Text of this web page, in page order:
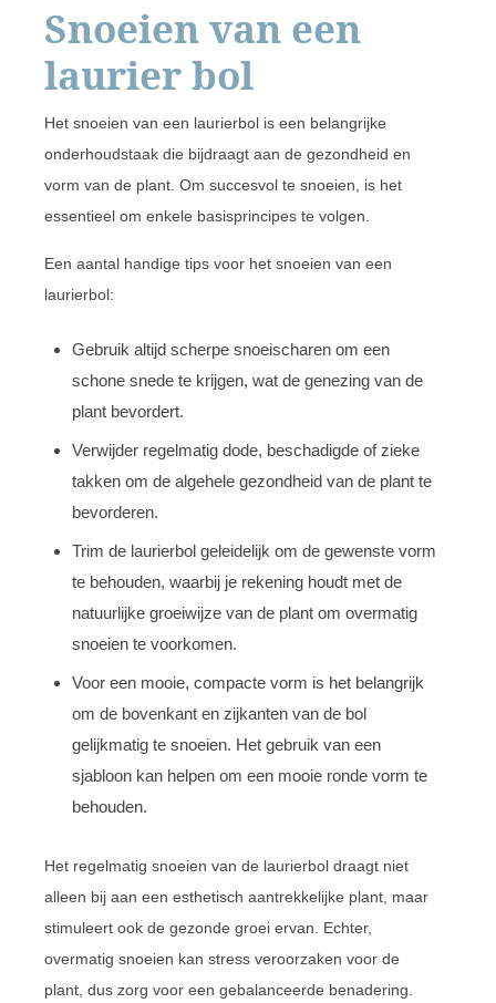
Snoeien van een
laurier bol
Het snoeien van een laurierbol is een belangrijke
onderhoudstaak die bijdraagt aan de gezondheid en
vorm van de plant. Om succesvol te snoeien, is het
essentieel om enkele basisprincipes te volgen.
Een aantal handige tips voor het snoeien van een
laurierbol:
Gebruik altijd scherpe snoeischaren om een
schone snede te krijgen, wat de genezing van de
plant bevordert.
Verwijder regelmatig dode, beschadigde of zieke
takken om de algehele gezondheid van de plant te
bevorderen.
Trim de laurierbol geleidelijk om de gewenste vorm
te behouden, waarbij je rekening houdt met de
natuurlijke groeiwijze van de plant om overmatig
snoeien te voorkomen.
Voor een mooie, compacte vorm is het belangrijk
om de bovenkant en zijkanten van de bol
gelijkmatig te snoeien. Het gebruik van een
sjabloon kan helpen om een mooie ronde vorm te
behouden.
Het regelmatig snoeien van de laurierbol draagt niet
alleen bij aan een esthetisch aantrekkelijke plant, maar
stimuleert ook de gezonde groei ervan. Echter,
overmatig snoeien kan stress veroorzaken voor de
plant, dus zorg voor een gebalanceerde benadering.